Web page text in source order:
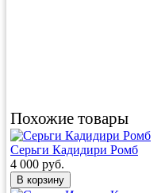
Похожие товары
Серьги Кадидири Ромб
4 000 руб.